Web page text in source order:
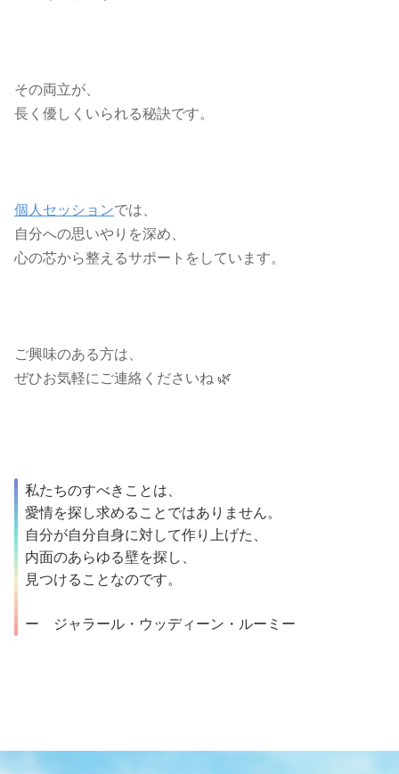
その両立が、
長く優しくいられる秘訣です。
個人セッションでは、
自分への思いやりを深め、
心の芯から整えるサポートをしています。
ご興味のある方は、
ぜひお気軽にご連絡くださいね 🌿
私たちのすべきことは、
愛情を探し求めることではありません。
自分が自分自身に対して作り上げた、
内面のあらゆる壁を探し、
見つけることなのです。
ー ジャラール・ウッディーン・ルーミー